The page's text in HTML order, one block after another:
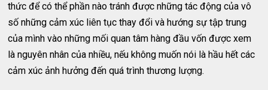
thức để có thể phần nào tránh được những tác động của vô
số những cảm xúc liên tục thay đổi và hướng sự tập trung
của mình vào những mối quan tâm hàng đầu vốn được xem
là nguyên nhân của nhiều, nếu không muốn nói là hầu hết các
cảm xúc ảnh hưởng đến quá trình thương lượng.